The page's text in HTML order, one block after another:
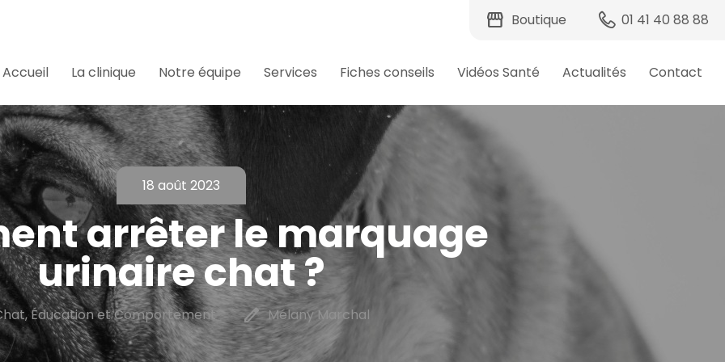
storefront Boutique 01 41 40 88 88
Accueil La clinique Notre équipe Services Fiches conseils Vidéos Santé Actualités Contact
18 août 2023
arrêter le marquage
urinaire chat ?
Éducation et Comportement edit Mélany Marchal